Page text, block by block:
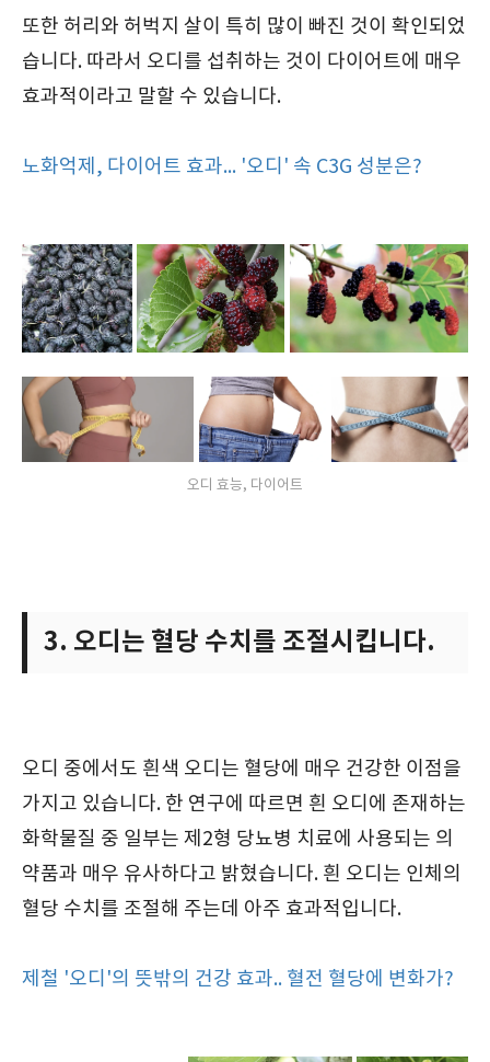
또한 허리와 허벅지 살이 특히 많이 빠진 것이 확인되었
습니다. 따라서 오디를 섭취하는 것이 다이어트에 매우
효과적이라고 말할 수 있습니다.
노화억제, 다이어트 효과... '오디' 속 C3G 성분은?
오디 효능, 다이어트
3. 오디는 혈당 수치를 조절시킵니다.
오디 중에서도 흰색 오디는 혈당에 매우 건강한 이점을
가지고 있습니다. 한 연구에 따르면 흰 오디에 존재하는
화학물질 중 일부는 제2형 당뇨병 치료에 사용되는 의
약품과 매우 유사하다고 밝혔습니다. 흰 오디는 인체의
혈당 수치를 조절해 주는데 아주 효과적입니다.
제철 '오디'의 뜻밖의 건강 효과.. 혈전 혈당에 변화가?